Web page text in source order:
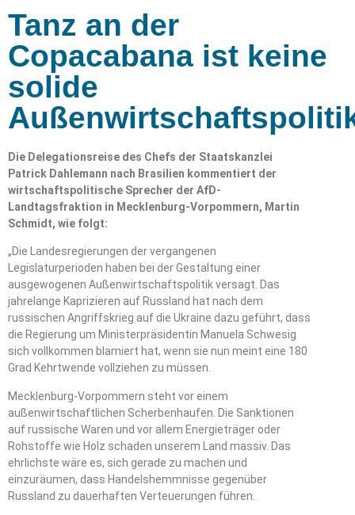
Tanz an der
Copacabana ist keine
solide
Die Delegationsreise des Chefs der Staatskanzlei
Patrick Dahlemann nach Brasilien kommentiert der
wirtschaftspolitische Sprecher der AfD-
Landtagsfraktion in Mecklenburg-Vorpommern, Martin
Schmidt, wie folgt:
„Die Landesregierungen der vergangenen
Legislaturperioden haben bei der Gestaltung einer
ausgewogenen Außenwirtschaftspolitik versagt. Das
jahrelange Kaprizieren auf Russland hat nach dem
russischen Angriffskrieg auf die Ukraine dazu geführt, dass
die Regierung um Ministerpräsidentin Manuela Schwesig
sich vollkommen blamiert hat, wenn sie nun meint eine 180
Grad Kehrtwende vollziehen zu müssen.
Mecklenburg-Vorpommern steht vor einem
außenwirtschaftlichen Scherbenhaufen. Die Sanktionen
auf russische Waren und vor allem Energieträger oder
Rohstoffe wie Holz schaden unserem Land massiv. Das
ehrlichste wäre es, sich gerade zu machen und
einzuräumen, dass Handelshemmnisse gegenüber
Russland zu dauerhaften Verteuerungen führen.